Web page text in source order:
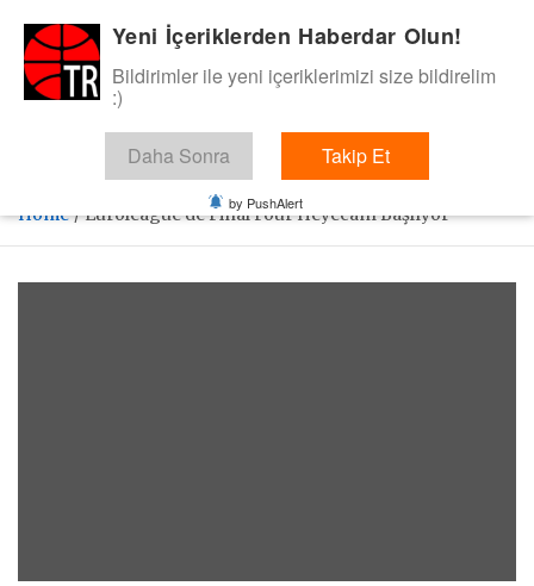
content
BasketTR
Sol dip çizgiden bir basket de bizden gelsin dedik.
Home Euroleague’de Final Four Heyecanı Başlıyor
Yeni İçeriklerden Haberdar Olun!
Bildirimler ile yeni içeriklerimizi size bildirelim
:)
Daha Sonra Takip Et
by PushAlert